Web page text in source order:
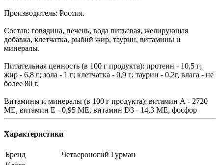
Производитель: Россия.
Состав: говядина, печень, вода питьевая, желирующая
добавка, клетчатка, рыбий жир, таурин, витамины и
минералы.
Питательная ценность (в 100 г продукта): протеин - 10,5 г;
жир - 6,8 г; зола - 1 г; клетчатка - 0,9 г; таурин - 0,2г, влага - не
более 80 г.
Витамины и минералы (в 100 г продукта): витамин А - 2720
МЕ, витамин Е - 0,95 МЕ, витамин D3 - 14,3 МЕ, фосфор
Характеристики
Бренд
Четвероногий Гурман